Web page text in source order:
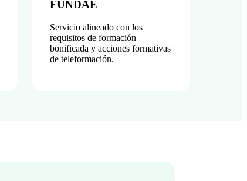
FUNDAE
Servicio alineado con los
requisitos de formación
bonificada y acciones formativas
de teleformación.